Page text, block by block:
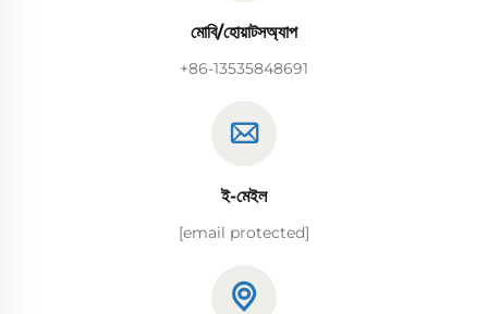
মোবি/হোয়াটসঅ্যাপ
+86-13535848691
ই-মেইল
[email protected]